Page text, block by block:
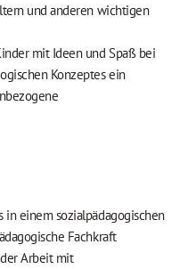
und anderen wichtigen
mit Ideen und Spaß bei
Konzeptes ein
in einem sozialpädagogischen
Fachkraft
Arbeit mit